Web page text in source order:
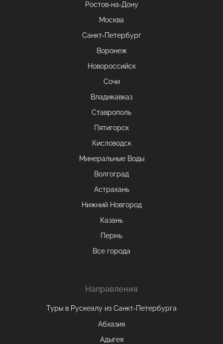
Ростов-на-Дону
Москва
Санкт-Петербург
Воронеж
Новороссийск
Сочи
Владикавказ
Ставрополь
Пятигорск
Кисловодск
Минеральные Воды
Волгоград
Астрахань
Нижний Новгород
Казань
Пермь
Все города
Направления
Туры в Рускеалу из Санкт‑Петербурга
Абхазия
Адыгея